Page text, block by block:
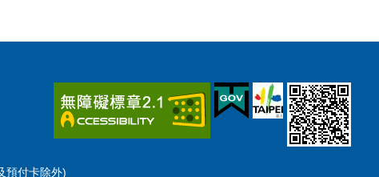
預付卡除外)